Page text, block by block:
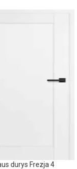
durys Frezja 4